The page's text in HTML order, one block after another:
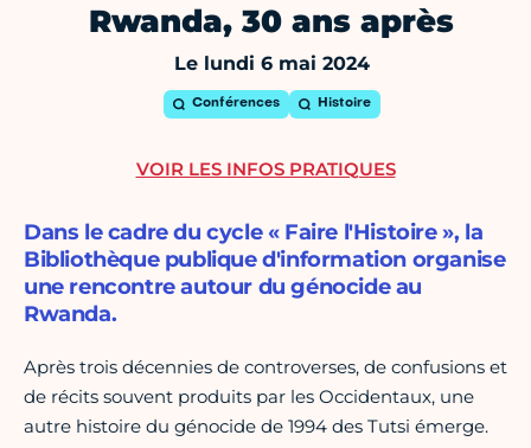
Rwanda, 30 ans après
Le lundi 6 mai 2024
Conférences Histoire
Dans le cadre du cycle « Faire l'Histoire », la
Bibliothèque publique d'information organise
une rencontre autour du génocide au
Rwanda.
Après trois décennies de controverses, de confusions et
de récits souvent produits par les Occidentaux, une
autre histoire du génocide de 1994 des Tutsi émerge.
VOIR LES INFOS PRATIQUES